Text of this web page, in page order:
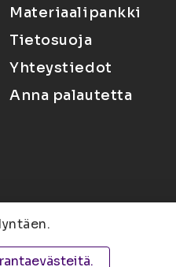
Materiaalipankki
Tietosuoja
Yhteystiedot
Anna palautetta
PL 1627, 70211